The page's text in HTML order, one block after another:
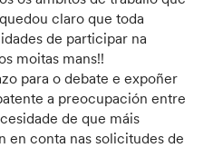
claro que toda
de participar na
moitas mans!!
para o debate e expoñer
a preocupación entre
de que máis
en conta nas solicitudes de